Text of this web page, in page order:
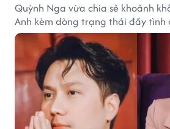
Quỳnh Nga vừa chia sẻ khoảnh
Anh kèm dòng trạng thái đầy tình